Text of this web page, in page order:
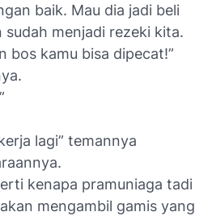
baik. Mau dia jadi beli
menjadi rezeki kita.
bos kamu bisa dipecat!”
lagi” temannya
kenapa pramuniaga tadi
mengambil gamis yang